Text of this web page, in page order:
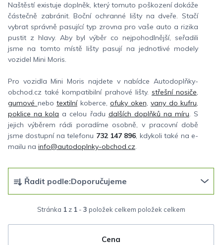
Naštěstí existuje doplněk, který tomuto poškození dokáže
částečně zabránit. Boční ochranné lišty na dveře. Stačí
vybrat správně pasující typ zrovna pro vaše auto a rizika
pustit z hlavy. Aby byl výběr co nejpohodlnější, seřadili
jsme na tomto místě lišty pasují na jednotlivé modely
vozidel Mini Moris.
Pro vozidla Mini Moris najdete v nabídce Autodoplňky-
obchod.cz také kompatibilní prahové lišty. střešní nosiče,
gumové nebo textilníkoberce, ofuky oken, vany do kufru,
poklice na kola a celou řadu dalších doplňků na míru. S
jejich výběrem rádi poradíme osobně, v pracovní době
jsme dostupní na telefonu 732 147 896, kdykoli také na e-
mailu na info@autodoplnky-obchod.cz.
Stránka 1z 1- 3 položek celkem
a
e
Řadit podle:Doporučujeme
Cena